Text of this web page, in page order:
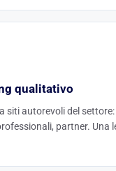
qualitativo
siti autorevoli del
partner. Una